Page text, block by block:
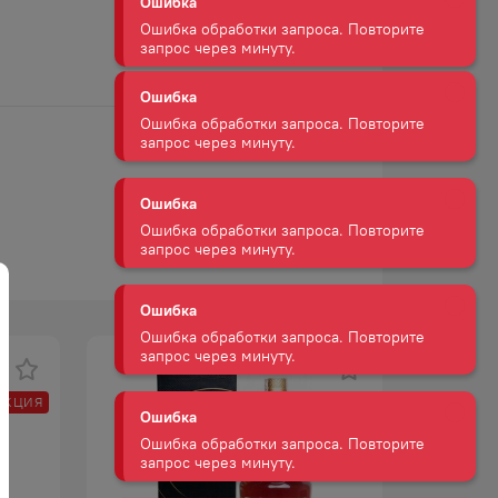
АКЦИЯ
Ошибка
Ошибка обработки запроса. Повторите
запрос через минуту.
Ошибка
Ошибка обработки запроса. Повторите
запрос через минуту.
Ошибка
Ошибка обработки запроса. Повторите
запрос через минуту.
Ошибка
Ошибка обработки запроса. Повторите
запрос через минуту.
Ошибка
Ошибка обработки запроса. Повторите
запрос через минуту.